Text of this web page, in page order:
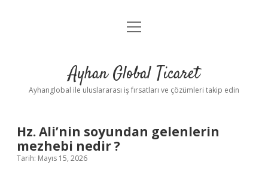
Anasayfa
Yasal Uyarı
menüyü
Ayhan Global Ticaret
Ayhanglobal ile uluslararası iş fırsatları ve çözümleri takip edin
Hz. Ali’nin soyundan gelenlerin
mezhebi nedir ?
Tarih: Mayıs 15, 2026